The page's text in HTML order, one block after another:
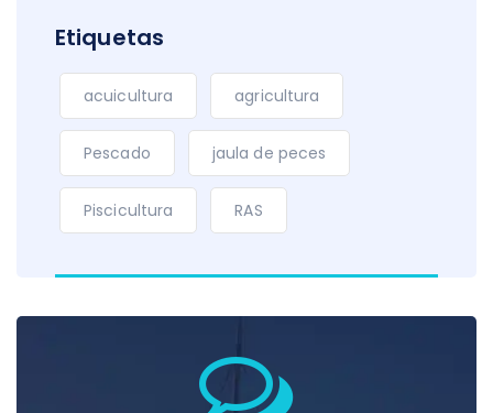
Etiquetas
acuicultura agricultura
Pescado jaula de peces
Piscicultura RAS